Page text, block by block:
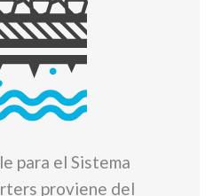
para el Sistema
proviene del